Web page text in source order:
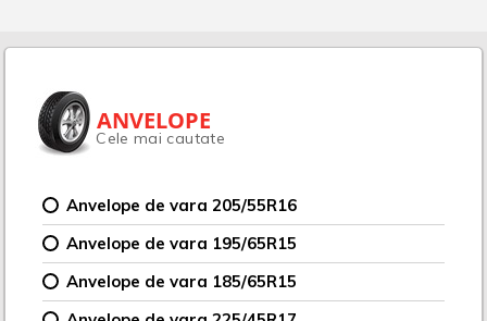
ANVELOPE
Cele mai cautate
Anvelope de vara 205/55R16
Anvelope de vara 195/65R15
Anvelope de vara 185/65R15